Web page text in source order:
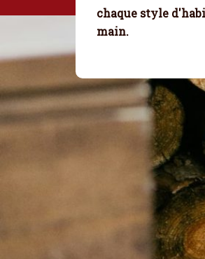
chaque style
main.